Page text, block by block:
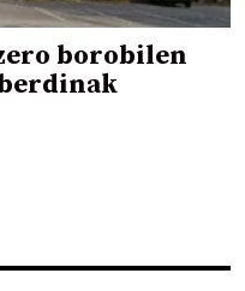
borobilen